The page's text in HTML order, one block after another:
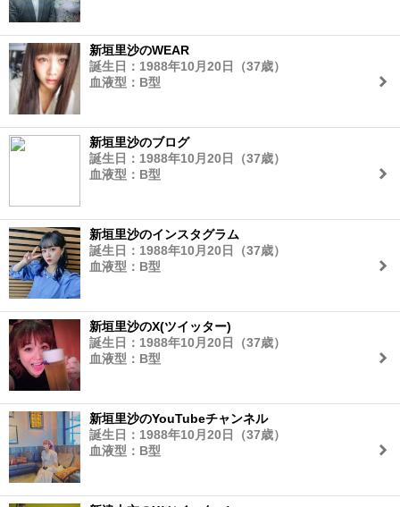
新垣里沙のWEAR
誕生日：1988年10月20日（37歳）
血液型：B型
新垣里沙のブログ
誕生日：1988年10月20日（37歳）
血液型：B型
新垣里沙のインスタグラム
誕生日：1988年10月20日（37歳）
血液型：B型
新垣里沙のX(ツイッター)
誕生日：1988年10月20日（37歳）
血液型：B型
新垣里沙のYouTubeチャンネル
誕生日：1988年10月20日（37歳）
血液型：B型